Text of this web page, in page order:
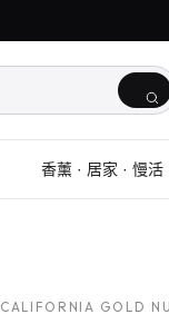
香薰 · 居家 · 慢活
CALIFORNIA GOLD